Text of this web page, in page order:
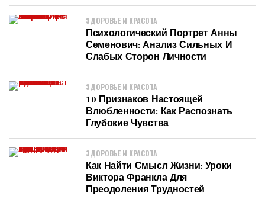
ЗДОРОВЬЕ И КРАСОТА
Психологический Портрет Анны
Семенович: Анализ Сильных И
Слабых Сторон Личности
ЗДОРОВЬЕ И КРАСОТА
10 Признаков Настоящей
Влюбленности: Как Распознать
Глубокие Чувства
ЗДОРОВЬЕ И КРАСОТА
Как Найти Смысл Жизни: Уроки
Виктора Франкла Для
Преодоления Трудностей